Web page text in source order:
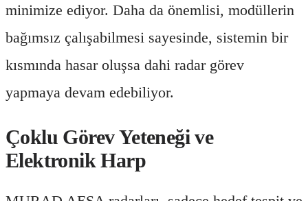
minimize ediyor. Daha da önemlisi, modüllerin
bağımsız çalışabilmesi sayesinde, sistemin bir
kısmında hasar oluşsa dahi radar görev
yapmaya devam edebiliyor.
Çoklu Görev Yeteneği ve
Elektronik Harp